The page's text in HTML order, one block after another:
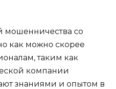
мошенничества со
как можно скорее
таким как
компании
знаниями и опытом в